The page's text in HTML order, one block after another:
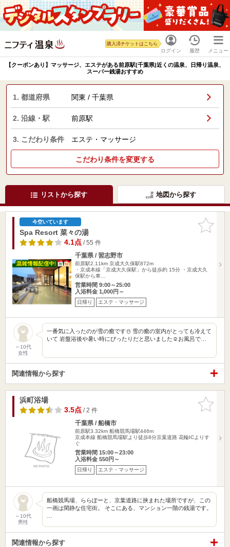
ログイン
購入済チケットはこちら
履歴 メニュー
【クーポンあり】マッサージ、エステがある前原駅(千葉県)近くの温泉、日帰り温泉、
スーパー銭湯おすすめ
1. 都道府県 関東 / 千葉県
2. 沿線・駅 前原駅
3. こだわり条件 エステ・マッサージ
こだわり条件を変更する
リストから探す 地図から探す
お気に入
りに追加
今空いています
Spa Resort 菜々の湯
4.1点/ 55 件
千葉県 / 習志野市
前原駅2.11km 京成大久保駅872m
・京成本線「京成大久保駅」から徒歩約 15分 ・京成大久
保駅から車…
営業時間 9:00～25:00
入浴料金 1,000円～
日帰り エステ・マッサージ
～10代
女性
一番気に入ったのが雪の癒です☃️ 雪の癒の室内がとっても冷えて
いて 岩盤浴後や暑い時にぴったりだと思いました☺️お風呂で…
関連情報から探す
お気に入
りに追加
浜町浴場
3.5点/ 2 件
千葉県 / 船橋市
前原駅3.32km 船橋競馬場駅446m
京成本線 船橋競馬場駅より徒歩8分京葉道路 花輪ICよりす
ぐ
営業時間 15:00～23:00
入浴料金 550円～
日帰り エステ・マッサージ
～10代
男性
船橋競馬場、ららぽーと、京葉道路に挟まれた場所ですが、この
一画は閑静な住宅街。 そこにある、マンション一階の銭湯です。
関連情報から探す